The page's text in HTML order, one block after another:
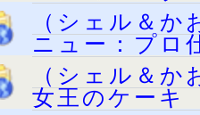
（シェル＆
ニュー：プ
（シェル＆
女王のケー